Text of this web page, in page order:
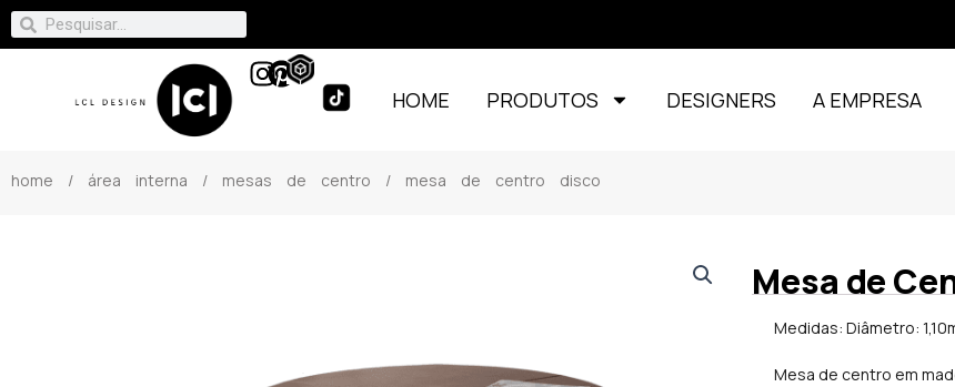
HOME PRODUTOS DESIGNERS A EMPRESA
home / área interna / mesas de centro / mesa de centro disco
Mesa de
Medidas: Diâmetro:
Mesa de centro em